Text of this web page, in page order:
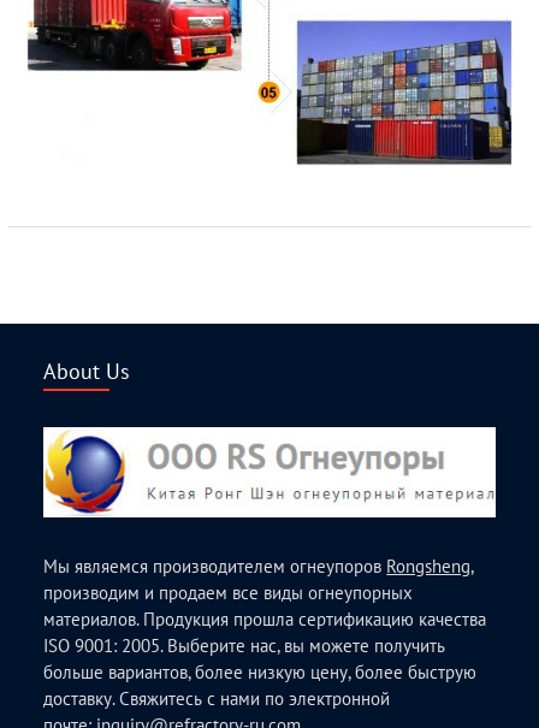
About Us
Мы являемся производителем огнеупоров Rongsheng,
производим и продаем все виды огнеупорных
материалов. Продукция прошла сертификацию качества
ISO 9001: 2005. Выберите нас, вы можете получить
больше вариантов, более низкую цену, более быструю
доставку. Свяжитесь с нами по электронной